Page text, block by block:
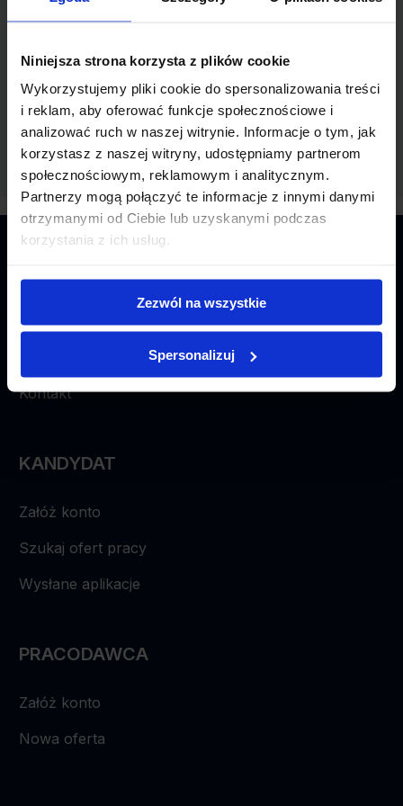
Niniejsza strona korzysta z plików cookie
Wykorzystujemy pliki cookie do spersonalizowania treści
i reklam, aby oferować funkcje społecznościowe i
analizować ruch w naszej witrynie. Informacje o tym, jak
korzystasz z naszej witryny, udostępniamy partnerom
społecznościowym, reklamowym i analitycznym.
Partnerzy mogą połączyć te informacje z innymi danymi
otrzymanymi od Ciebie lub uzyskanymi podczas
korzystania z ich usług.
Zezwól na wszystkie
Spersonalizuj
brutto miesięcznie
Typ umowy:
Umowa o pracę
Regulamin
Polityka prywatności
Kontakt
KANDYDAT
Załóż konto
Szukaj ofert pracy
Wysłane aplikacje
PRACODAWCA
Załóż konto
Nowa oferta